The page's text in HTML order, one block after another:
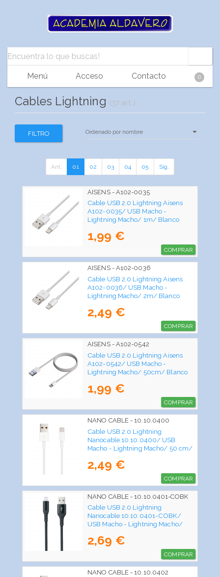
Menú Acceso Contacto 0
Cables Lightning (37 art.)
FILTRO
Ant. 01 02 03 04 05 Sig.
AISENS - A102-0035
Cable USB 2.0 Lightning Aisens
A102-0035/ USB Macho -
Lightning Macho/ 1m/ Blanco
1,99 €
COMPRAR
AISENS - A102-0036
Cable USB 2.0 Lightning Aisens
A102-0036/ USB Macho -
Lightning Macho/ 2m/ Blanco
2,49 €
COMPRAR
AISENS - A102-0542
Cable USB 2.0 Lightning Aisens
A102-0542/ USB Macho -
Lightning Macho/ 50cm/ Blanco
1,99 €
COMPRAR
NANO CABLE - 10.10.0400
Cable USB 2.0 Lightning
Nanocable 10.10.0400/ USB
Macho - Lightning Macho/ 50 cm/
2,49 €
COMPRAR
NANO CABLE - 10.10.0401-COBK
Cable USB 2.0 Lightning
Nanocable 10.10.0401-COBK/
USB Macho - Lightning Macho/
2,69 €
COMPRAR
NANO CABLE - 10.10.0402